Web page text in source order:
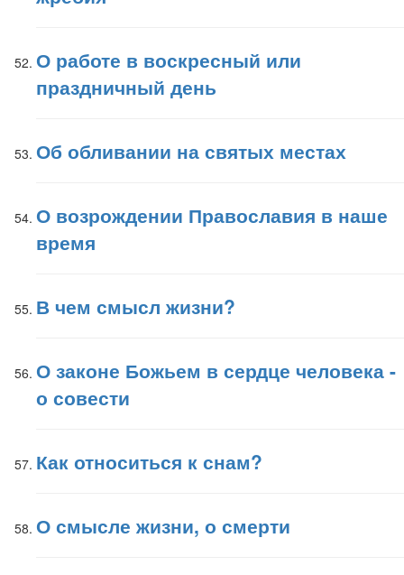
О работе в воскресный или
праздничный день
Об обливании на святых местах
О возрождении Православия в наше
время
В чем смысл жизни?
О законе Божьем в сердце человека -
о совести
Как относиться к снам?
О смысле жизни, о смерти